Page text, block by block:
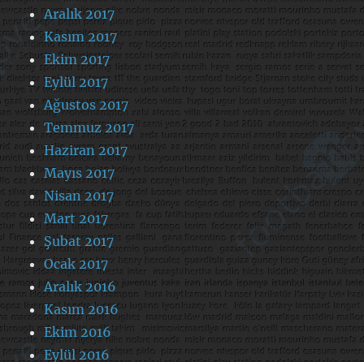
Aralık 2017
Kasım 2017
Ekim 2017
Eylül 2017
Ağustos 2017
Temmuz 2017
Haziran 2017
Mayıs 2017
Nisan 2017
Mart 2017
Şubat 2017
Ocak 2017
Aralık 2016
Kasım 2016
Ekim 2016
Eylül 2016